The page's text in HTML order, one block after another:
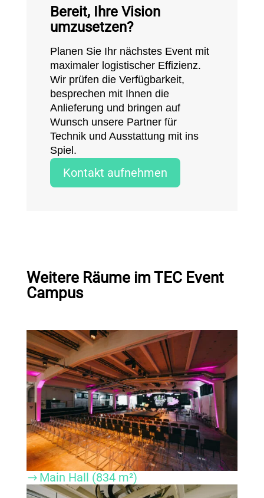
Bereit, Ihre Vision
umzusetzen?
Planen Sie Ihr nächstes Event mit
maximaler logistischer Effizienz.
Wir prüfen die Verfügbarkeit,
besprechen mit Ihnen die
Anlieferung und bringen auf
Wunsch unsere Partner für
Technik und Ausstattung mit ins
Spiel.
Kontakt aufnehmen
Weitere Räume im TEC Event
Campus
$ Main Hall (834 m²)